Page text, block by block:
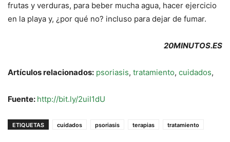
frutas y verduras, para beber mucha agua, hacer ejercicio
en la playa y, ¿por qué no? incluso para dejar de fumar.
20MINUTOS.ES
Artículos relacionados: psoriasis, tratamiento, cuidados,
Fuente: http://bit.ly/2uiI1dU
ETIQUETAS cuidados psoriasis terapias tratamiento